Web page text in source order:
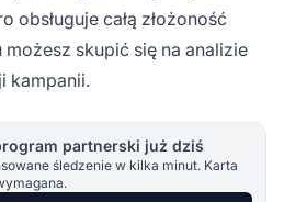
obsługuje całą złożoność
skupić się na analizie
kampanii.
partnerski już dziś
śledzenie w kilka minut. Karta